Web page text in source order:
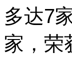
多达7
家，荣